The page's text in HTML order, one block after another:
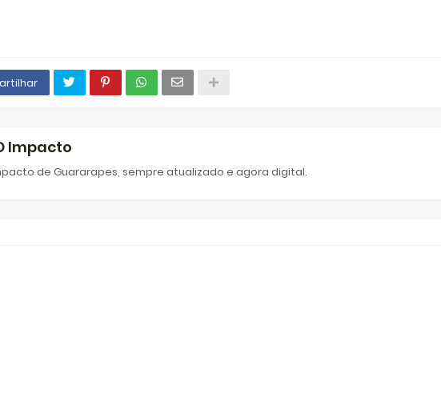
Impacto
de Guararapes, sempre atualizado e agora digital.